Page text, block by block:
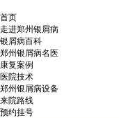
首页
走进郑州银屑病
银屑病百科
郑州银屑病名医
康复案例
医院技术
郑州银屑病设备
来院路线
预约挂号